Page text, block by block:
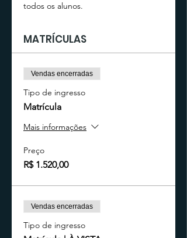
todos os alunos.
MATRÍCULAS
Vendas encerradas
Tipo de ingresso
Matrícula
Mais informações
Preço
R$ 1.520,00
Vendas encerradas
Tipo de ingresso